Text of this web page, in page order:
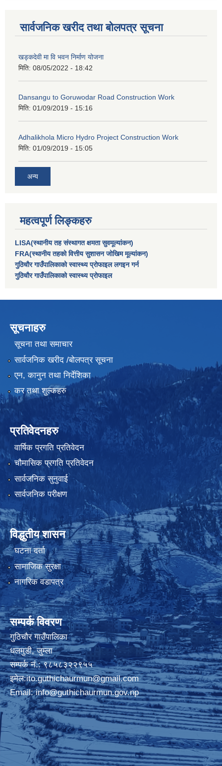
सार्वजनिक खरीद तथा बोलपत्र सूचना
खड्कदेवी मा वि भवन निर्माण योजना
मिति: 08/05/2022 - 18:42
Dansangu to Goruwodar Road Construction Work
मिति: 01/09/2019 - 15:16
Adhalikhola Micro Hydro Project Construction Work
मिति: 01/09/2019 - 15:05
अन्य
महत्वपूर्ण लिङ्कहरु
LISA(स्थानीय तह संस्थागत क्षमता सुवमूल्यांकन)
FRA(स्थानीय तहको वित्तीय सुशासन जोखिम मूल्यांकन)
गुठिचौर गाउँपालिकाको स्वास्थ्य प्रोफाइल लगइन गर्न
गुठिचौर गाउँपालिकाको स्वास्थ्य प्रोफाइल
सूचनाहरु
सूचना तथा समाचार
सार्वजनिक खरीद /बोलपत्र सूचना
एन, कानुन तथा निर्देशिका
कर तथा शुल्कहरु
प्रतिवेदनहरु
वार्षिक प्रगति प्रतिवेदन
चौमासिक प्रगति प्रतिवेदन
सार्वजनिक सुनुवाई
सार्वजनिक परीक्षण
विद्धुतीय शासन
घटना दर्ता
सामाजिक सुरक्षा
नागरिक वडापत्र
सम्पर्क विवरण
गुठिचौर गाउँपालिका
धलमुडी, जुम्ला
सम्पर्क नं.: ९८५८३२२९५५
इमेल:ito.guthichaurmun@gmail.com
Email:info@guthichaurmun.gov.np